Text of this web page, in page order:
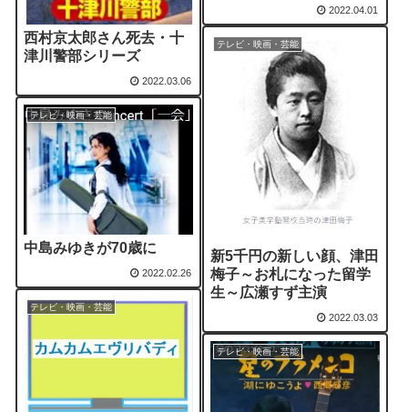
2022.04.01
西村京太郎さん死去・十
津川警部シリーズ
2022.03.06
テレビ・映画・芸能
新5千円の新しい顔、津田
梅子～お札になった留学
生～広瀬すず主演
2022.03.03
テレビ・映画・芸能
中島みゆきが70歳に
2022.02.26
テレビ・映画・芸能
テレビ・映画・芸能